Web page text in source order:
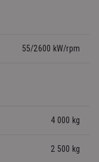
55/2600 kW/rpm
4 000 kg
2 500 kg